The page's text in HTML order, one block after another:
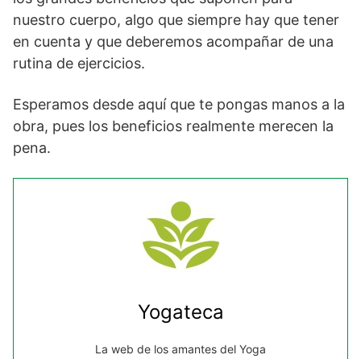
nuestro cuerpo, algo que siempre hay que tener
en cuenta y que deberemos acompañar de una
rutina de ejercicios.
Esperamos desde aquí que te pongas manos a la
obra, pues los beneficios realmente merecen la
pena.
Yogateca
La web de los amantes del Yoga